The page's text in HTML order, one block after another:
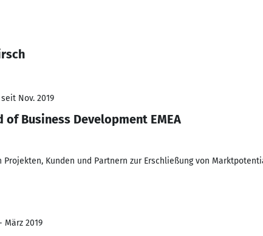
Nov. 2019
of Business Development EMEA
Kunden und Partnern zur Erschließung von
März 2019